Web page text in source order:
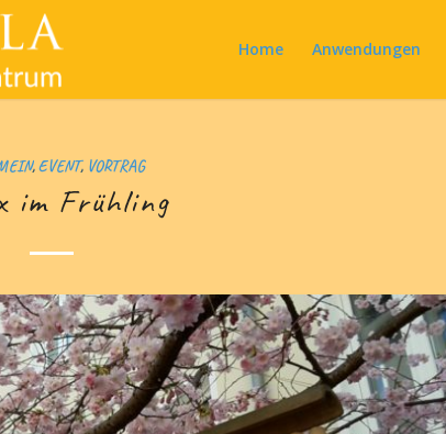
Home Anwendungen
,EVENT, VORTRAG
im Frühling